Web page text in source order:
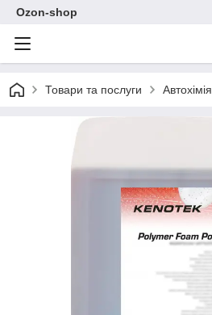
Ozon-shop
Товари та послуги Автохімія